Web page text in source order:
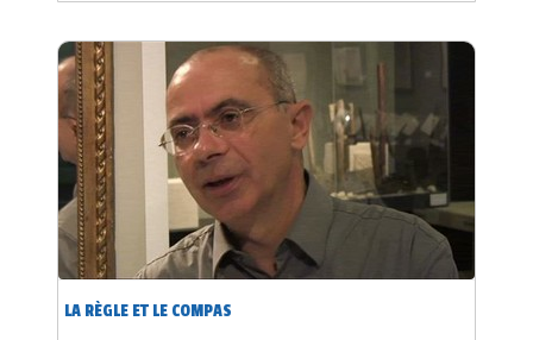
LA RÈGLE ET LE COMPAS